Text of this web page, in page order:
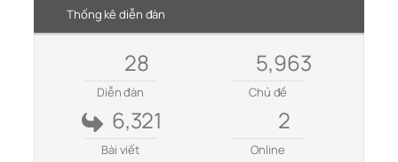
Thống kê diễn đàn
28
Diễn đàn
5,963
Chủ đề
6,321
Bài viết
2
Online